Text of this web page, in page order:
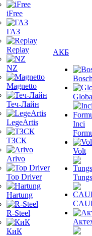
iFree
ГАЗ
Replay
NZ
Magnetto
Теч-Лайн
LegeArtis
ТЗСК
Arivo
Top Driver
Hartung
R-Steel
КиК
АКБ
Inci
Volt